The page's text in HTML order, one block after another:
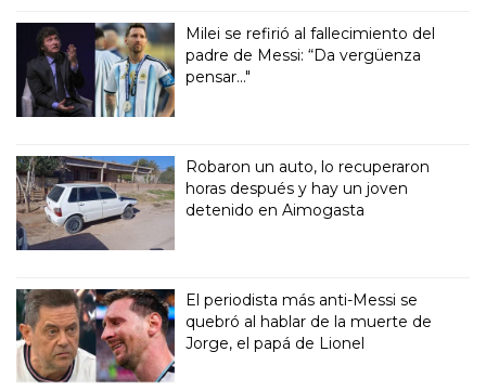
Milei se refirió al fallecimiento del
padre de Messi: “Da vergüenza
pensar..."
Robaron un auto, lo recuperaron
horas después y hay un joven
detenido en Aimogasta
El periodista más anti-Messi se
quebró al hablar de la muerte de
Jorge, el papá de Lionel